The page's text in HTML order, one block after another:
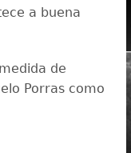
a buena
de
Porras como